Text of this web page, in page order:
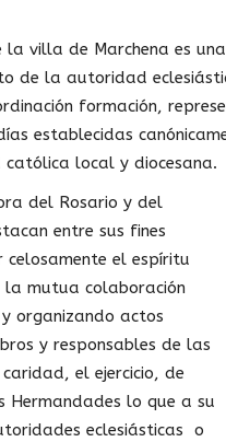
la villa de Marchena es
de la autoridad
formación,
establecidas
local y diocesana.
del Rosario y del
entre sus fines
el espíritu
mutua colaboración
organizando actos
y responsables de las
el ejercicio, de
lo que a su
eclesiásticas o